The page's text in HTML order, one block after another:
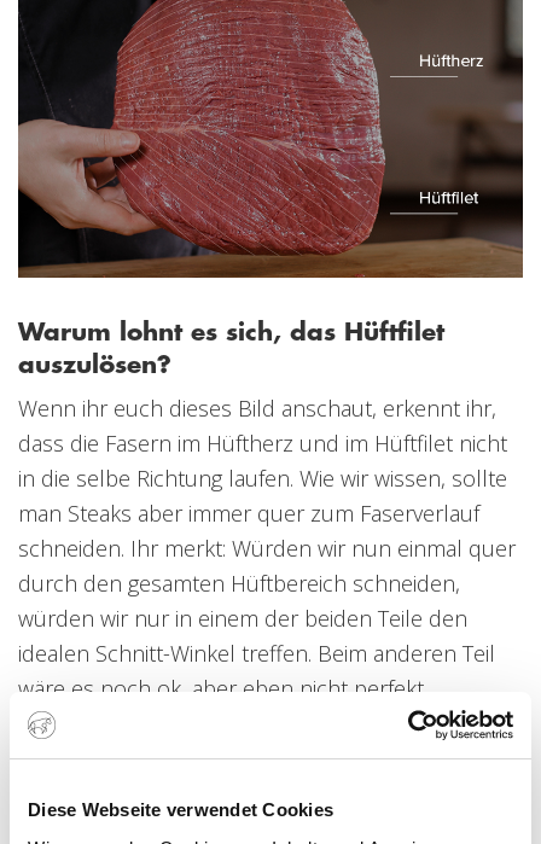
Diese Webseite verwendet Cookies
Warum lohnt es sich, das Hüftfilet
auszulösen?
Wenn ihr euch dieses Bild anschaut, erkennt ihr,
dass die Fasern im Hüftherz und im Hüftfilet nicht
in die selbe Richtung laufen. Wie wir wissen, sollte
man Steaks aber immer quer zum Faserverlauf
schneiden. Ihr merkt: Würden wir nun einmal quer
durch den gesamten Hüftbereich schneiden,
würden wir nur in einem der beiden Teile den
idealen Schnitt-Winkel treffen. Beim anderen Teil
wäre es noch ok, aber eben nicht perfekt.
Außerdem liegt zwischen Hüftfilet und Hüftherz
eine Sehne, die man bei Auslösen einfach